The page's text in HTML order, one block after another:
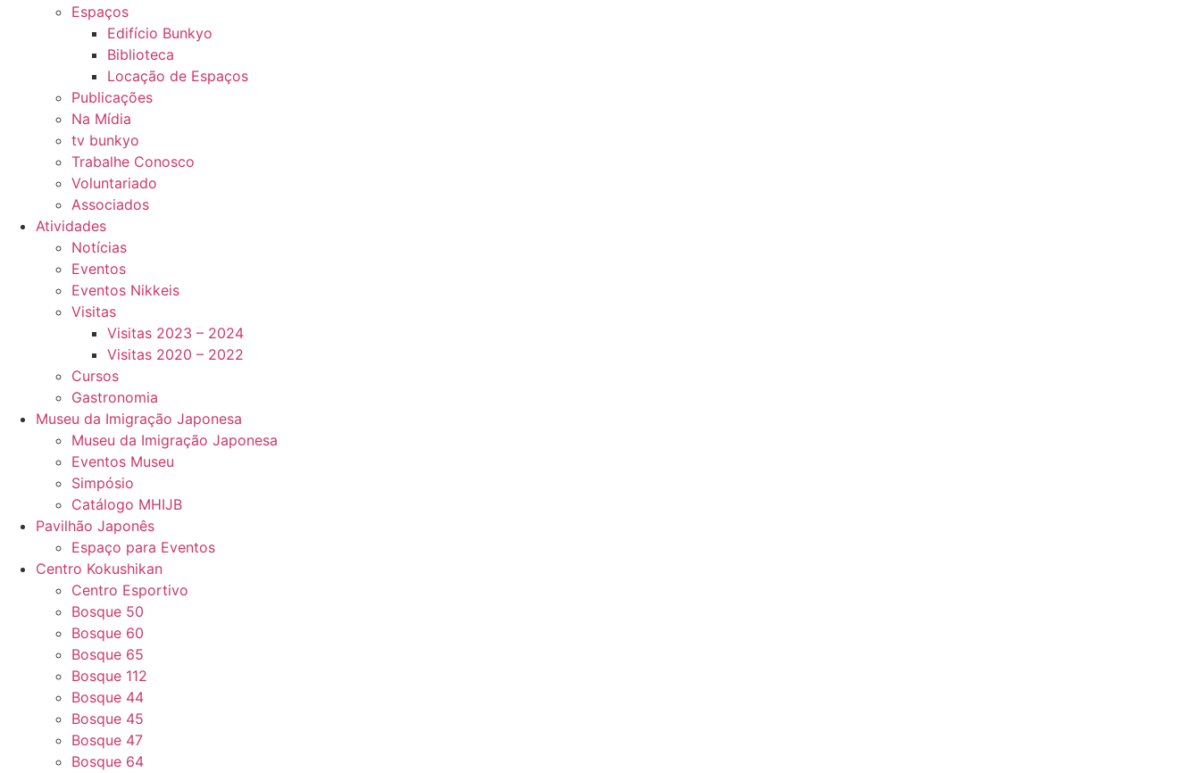
Espaços
Edifício Bunkyo
Biblioteca
Locação de Espaços
Publicações
Na Mídia
tv bunkyo
Trabalhe Conosco
Voluntariado
Associados
Atividades
Notícias
Eventos
Eventos Nikkeis
Visitas
Visitas 2023 – 2024
Visitas 2020 – 2022
Cursos
Gastronomia
Museu da Imigração Japonesa
Museu da Imigração Japonesa
Eventos Museu
Simpósio
Catálogo MHIJB
Pavilhão Japonês
Espaço para Eventos
Centro Kokushikan
Centro Esportivo
Bosque 50
Bosque 60
Bosque 65
Bosque 112
Bosque 44
Bosque 45
Bosque 47
Bosque 64